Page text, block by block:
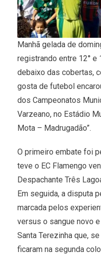
Manhã gelada de
registrando entre 12° e
debaixo das cobertas,
gosta de futebol
dos Campeonatos
Varzeano, no Estádio
Mota – Madrugadão”.
O primeiro embate foi
teve o EC Flamengo
Despachante Três
Em seguida, a disputa
marcada pelos
versus o sangue novo
Santa Terezinha que,
ficaram na segunda